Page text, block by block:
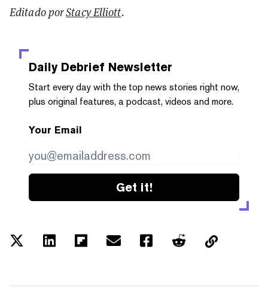
Editado porStacy Elliott.
Daily Debrief Newsletter
Start every day with the top news stories right now,
plus original features, a podcast, videos and more.
Your Email
Get it!